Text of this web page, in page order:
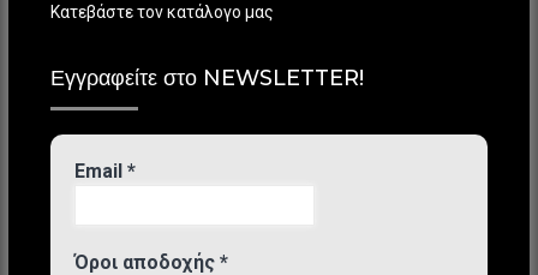
Κατεβάστε τον κατάλογο μας
Εγγραφείτε στο NEWSLETTER!
Email *
Όροι αποδοχής *